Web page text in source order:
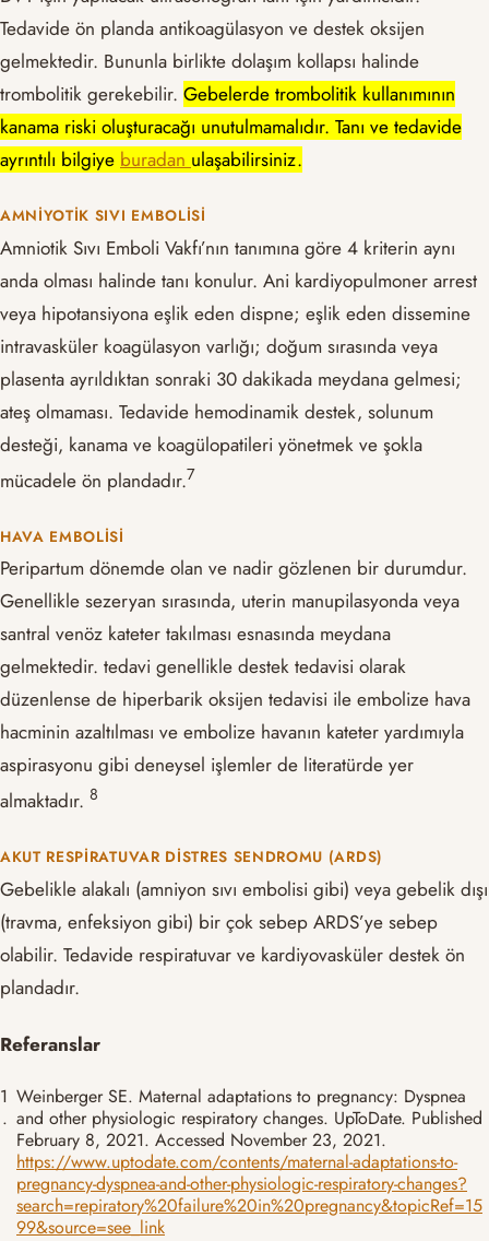
Tedavide ön planda antikoagülasyon ve destek oksijen
gelmektedir. Bununla birlikte dolaşım kollapsı halinde
trombolitik gerekebilir. Gebelerde trombolitik kullanımının
kanama riski oluşturacağı unutulmamalıdır. Tanı ve tedavide
ayrıntılı bilgiye buradan ulaşabilirsiniz.
AMNIYOTIK SIVI EMBOLISI
Amniotik Sıvı Emboli Vakfı’nın tanımına göre 4 kriterin aynı
anda olması halinde tanı konulur. Ani kardiyopulmoner arrest
veya hipotansiyona eşlik eden dispne; eşlik eden dissemine
intravasküler koagülasyon varlığı; doğum sırasında veya
plasenta ayrıldıktan sonraki 30 dakikada meydana gelmesi;
ateş olmaması. Tedavide hemodinamik destek, solunum
desteği, kanama ve koagülopatileri yönetmek ve şokla
mücadele ön plandadır.​7​
HAVA EMBOLISI
Peripartum dönemde olan ve nadir gözlenen bir durumdur.
Genellikle sezeryan sırasında, uterin manupilasyonda veya
santral venöz kateter takılması esnasında meydana
gelmektedir. tedavi genellikle destek tedavisi olarak
düzenlense de hiperbarik oksijen tedavisi ile embolize hava
hacminin azaltılması ve embolize havanın kateter yardımıyla
aspirasyonu gibi deneysel işlemler de literatürde yer
almaktadır. ​8​
AKUT RESPIRATUVAR DISTRES SENDROMU (ARDS)
Gebelikle alakalı (amniyon sıvı embolisi gibi) veya gebelik dışı
(travma, enfeksiyon gibi) bir çok sebep ARDS’ye sebep
olabilir. Tedavide respiratuvar ve kardiyovasküler destek ön
plandadır.
Referanslar
1
.
Weinberger SE. Maternal adaptations to pregnancy: Dyspnea
and other physiologic respiratory changes. UpToDate. Published
February 8, 2021. Accessed November 23, 2021.
https://www.uptodate.com/contents/maternal-adaptations-to-
pregnancy-dyspnea-and-other-physiologic-respiratory-changes?
search=repiratory%20failure%20in%20pregnancy&topicRef=15
99&source=see_link